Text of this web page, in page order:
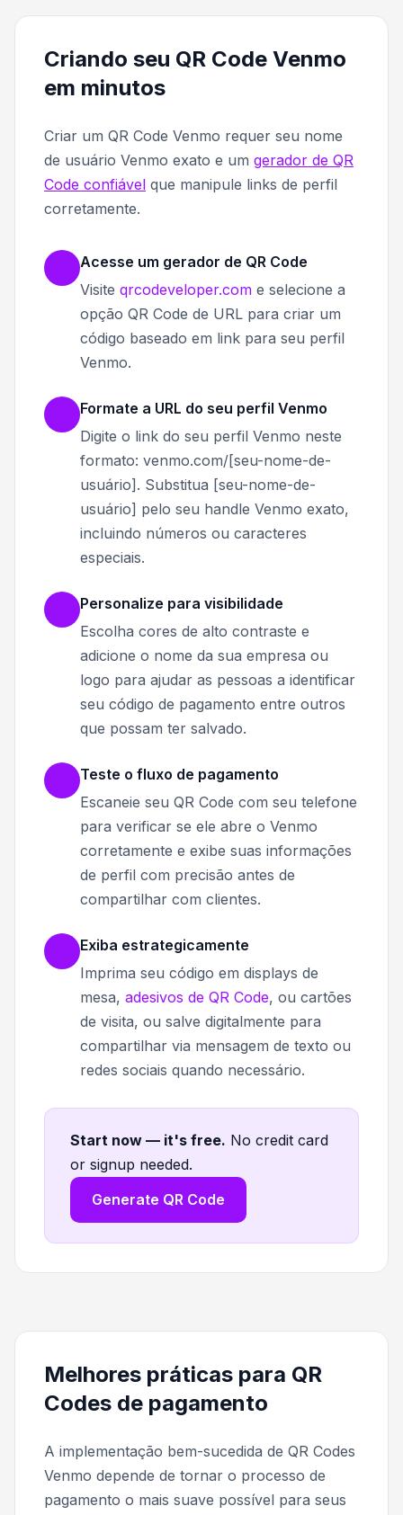
Criando seu QR Code Venmo
em minutos
Criar um QR Code Venmo requer seu nome
de usuário Venmo exato e um gerador de QR
Code confiável que manipule links de perfil
corretamente.
Acesse um gerador de QR Code
Visite qrcodeveloper.com e selecione a
opção QR Code de URL para criar um
código baseado em link para seu perfil
Venmo.
Formate a URL do seu perfil Venmo
Digite o link do seu perfil Venmo neste
formato: venmo.com/[seu-nome-de-
usuário]. Substitua [seu-nome-de-
usuário] pelo seu handle Venmo exato,
incluindo números ou caracteres
especiais.
Personalize para visibilidade
Escolha cores de alto contraste e
adicione o nome da sua empresa ou
logo para ajudar as pessoas a identificar
seu código de pagamento entre outros
que possam ter salvado.
Teste o fluxo de pagamento
Escaneie seu QR Code com seu telefone
para verificar se ele abre o Venmo
corretamente e exibe suas informações
de perfil com precisão antes de
compartilhar com clientes.
Exiba estrategicamente
Imprima seu código em displays de
mesa, adesivos de QR Code, ou cartões
de visita, ou salve digitalmente para
compartilhar via mensagem de texto ou
redes sociais quando necessário.
Start now — it's free. No credit card
or signup needed.
Generate QR Code
Melhores práticas para QR
Codes de pagamento
A implementação bem-sucedida de QR Codes
Venmo depende de tornar o processo de
pagamento o mais suave possível para seus